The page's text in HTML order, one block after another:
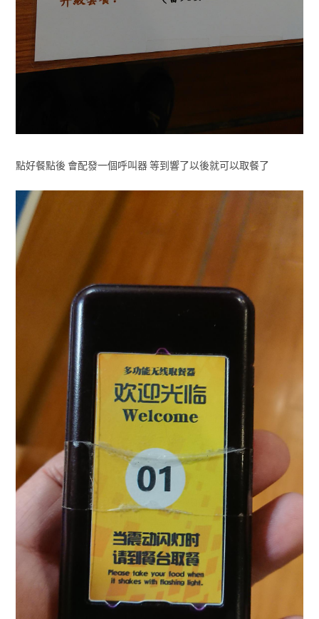
點好餐點後 會配發一個呼叫器 等到響了以後就可以取餐了